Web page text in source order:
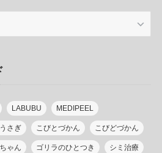
LABUBU MEDIPEEL
さぎ こびとづかん こびどづかん
ゃん ゴリラのひとつき シミ治療